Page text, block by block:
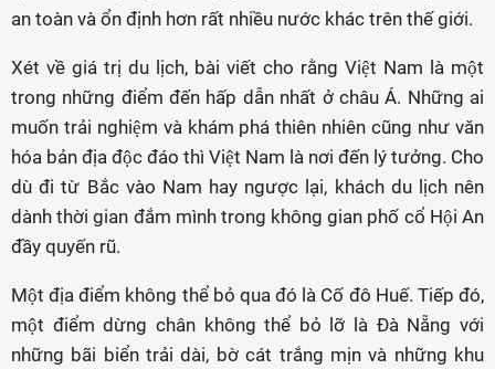
an toàn và ổn định hơn rất nhiều nước khác trên thế giới.
Xét về giá trị du lịch, bài viết cho rằng Việt Nam là một
trong những điểm đến hấp dẫn nhất ở châu Á. Những ai
muốn trải nghiệm và khám phá thiên nhiên cũng như văn
hóa bản địa độc đáo thì Việt Nam là nơi đến lý tưởng. Cho
dù đi từ Bắc vào Nam hay ngược lại, khách du lịch nên
dành thời gian đắm mình trong không gian phố cổ Hội An
đầy quyến rũ.
Một địa điểm không thể bỏ qua đó là Cố đô Huế. Tiếp đó,
một điểm dừng chân không thể bỏ lỡ là Đà Nẵng với
những bãi biển trải dài, bờ cát trắng mịn và những khu